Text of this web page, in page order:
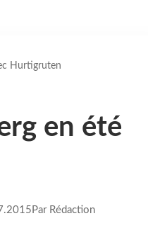
Hurtigruten
en été
Par Rédaction